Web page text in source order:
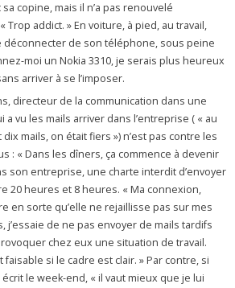
copine, mais il n’a pas renouvelé
Trop addict. » En voiture, à pied, au travail,
déconnecter de son téléphone, sous peine
moi un Nokia 3310, je serais plus heureux
arriver à se l’imposer.
directeur de la communication dans une
a vu les mails arriver dans l’entreprise ( « au
mails, on était fiers ») n’est pas contre les
: « Dans les dîners, ça commence à devenir
son entreprise, une charte interdit d’envoyer
20 heures et 8 heures. « Ma connexion,
en sorte qu’elle ne rejaillisse pas sur mes
j’essaie de ne pas envoyer de mails tardifs
chez eux une situation de travail.
faisable si le cadre est clair. » Par contre, si
le week-end, « il vaut mieux que je lui